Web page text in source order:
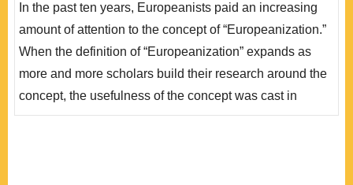
洲化研究的實用性。文章首先從既存研究中確立歐洲化在
歐洲政治結構的「上層」已經發生是既存事實，然而歐洲
化在歐洲政治結構的「底層」則尚未發生。歐洲化的發生
In the past ten years, Europeanists paid an increasing
amount of attention to the concept of “Europeanization.”
When the definition of “Europeanization” expands as
more and more scholars build their research around the
concept, the usefulness of the concept was cast in
doubt. This article uses the study of elite-citizen gap in